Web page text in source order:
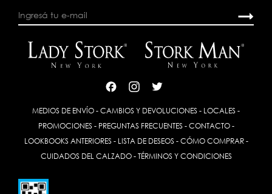
MEDIOS DE ENVÍO - CAMBIOS Y DEVOLUCIONES - LOCALES -
PROMOCIONES- PREGUNTAS FRECUENTES- CONTACTO-
LOOKBOOKS ANTERIORES- LISTA DE DESEOS- CÓMO COMPRAR-
CUIDADOS DEL CALZADO- TÉRMINOS Y CONDICIONES